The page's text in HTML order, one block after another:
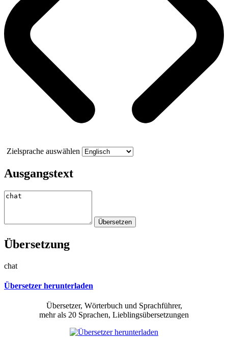
Zielsprache auswählen
Ausgangstext
Übersetzung
chat
Übersetzer herunterladen
Übersetzer, Wörterbuch und Sprachführer,
mehr als 20 Sprachen, Lieblingsübersetzungen